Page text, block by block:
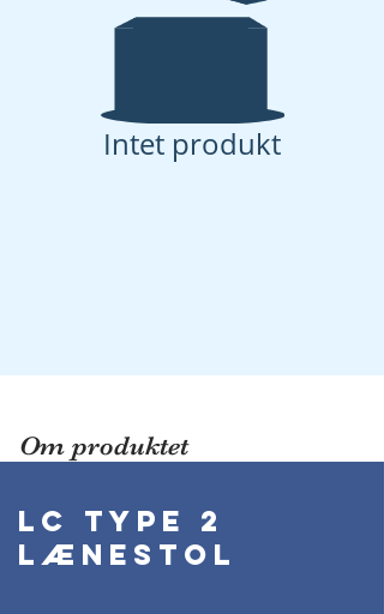
Intet produkt
Om produktet
LC Type 2
Lænestol